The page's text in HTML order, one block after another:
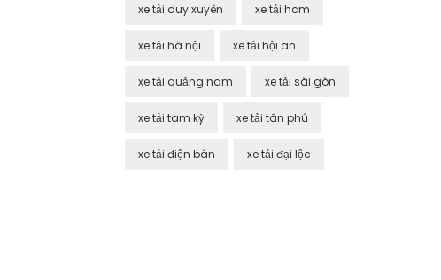
xe tải duy xuyên xe tải hcm
xe tải hà nội xe tải hội an
xe tải quảng nam xe tải sài gòn
xe tải tam kỳ xe tải tân phú
xe tải điện bàn xe tải đại lộc